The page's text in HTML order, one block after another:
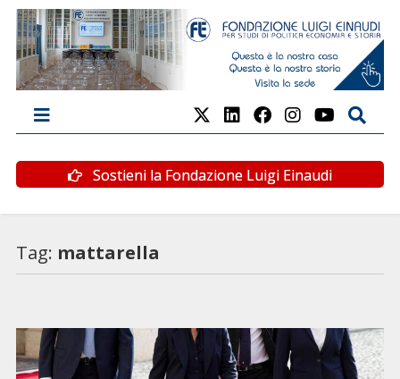
Sostieni la Fondazione Luigi Einaudi
Tag: mattarella